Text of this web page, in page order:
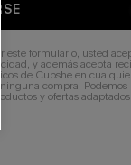
formulario, usted
, y además acepta
de Cupshe en
compra.
y ofertas